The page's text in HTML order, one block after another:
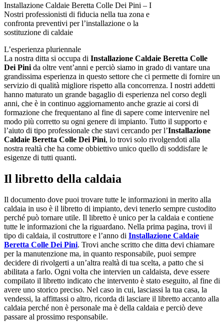
Installazione Caldaie Beretta Colle Dei Pini – I
Nostri professionisti di fiducia nella tua zona e
confronta preventivi per l’installazione o la
sostituzione di caldaie
L’esperienza pluriennale
La nostra ditta si occupa di Installazione Caldaie Beretta Colle
Dei Pini da oltre vent’anni e perciò siamo in grado di vantare una
grandissima esperienza in questo settore che ci permette di fornire un
servizio di qualità migliore rispetto alla concorrenza. I nostri addetti
hanno maturato un grande bagaglio di esperienza nel corso degli
anni, che è in continuo aggiornamento anche grazie ai corsi di
formazione che frequentano al fine di sapere come intervenire nel
modo più corretto su ogni genere di impianto. Tutto il supporto e
l’aiuto di tipo professionale che stavi cercando per l’Installazione
Caldaie Beretta Colle Dei Pini, lo trovi solo rivolgendoti alla
nostra realtà che ha come obbiettivo unico quello di soddisfare le
esigenze di tutti quanti.
Il libretto della caldaia
Il documento dove puoi trovare tutte le informazioni in merito alla
caldaia in uso è il libretto di impianto, devi tenerlo sempre custodito
perché può tornare utile. Il libretto è unico per la caldaia e contiene
tutte le informazioni che la riguardano. Nella prima pagina, trovi il
tipo di caldaia, il costruttore e l’anno di Installazione Caldaie
Beretta Colle Dei Pini. Trovi anche scritto che ditta devi chiamare
per la manutenzione ma, in quanto responsabile, puoi sempre
decidere di rivolgerti a un’altra realtà di tua scelta, a patto che si
abilitata a farlo. Ogni volta che intervien un caldaista, deve essere
compilato il libretto indicato che intervento è stato eseguito, al fine di
avere uno storico preciso. Nel caso in cui, lasciassi la tua casa, la
vendessi, la affittassi o altro, ricorda di lasciare il libretto accanto alla
caldaia perché non è personale ma è della caldaia e perciò deve
passare al prossimo responsabile.